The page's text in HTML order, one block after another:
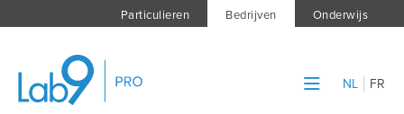
Particulieren Bedrijven Onderwijs
NL FR